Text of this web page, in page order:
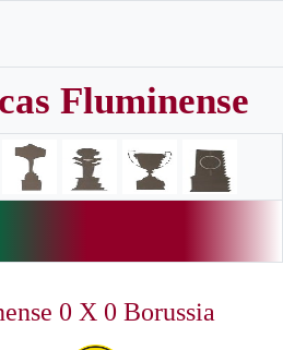
Fluminense
0 X 0 Borussia